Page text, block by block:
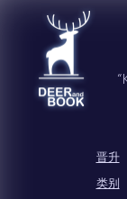
晋升
类别